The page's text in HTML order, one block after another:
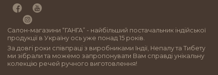
Салон-магазини “ГАНГА” - найбільший постачальник індійської
продукції в Україну ось уже понад 15 років.
За довгі роки співпраці з виробниками Індії, Непалу та Тибету
ми зібрали та можемо запропонувати Вам справді унікальну
колекцію речей ручного виготовлення!